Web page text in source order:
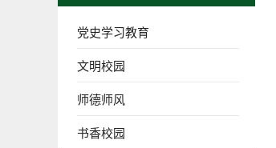
党史学习教育
文明校园
师德师风
书香校园